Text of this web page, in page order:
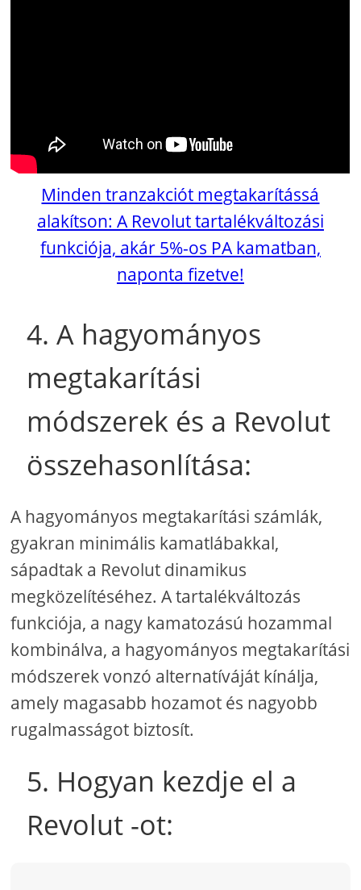
Minden tranzakciót megtakarítássá
alakítson: A Revolut tartalékváltozási
funkciója, akár 5%-os PA kamatban,
naponta fizetve!
4. A hagyományos
megtakarítási
módszerek és a Revolut
összehasonlítása:
A hagyományos megtakarítási számlák,
gyakran minimális kamatlábakkal,
sápadtak a Revolut dinamikus
megközelítéséhez. A tartalékváltozás
funkciója, a nagy kamatozású hozammal
kombinálva, a hagyományos megtakarítási
módszerek vonzó alternatíváját kínálja,
amely magasabb hozamot és nagyobb
rugalmasságot biztosít.
5. Hogyan kezdje el a
Revolut -ot: